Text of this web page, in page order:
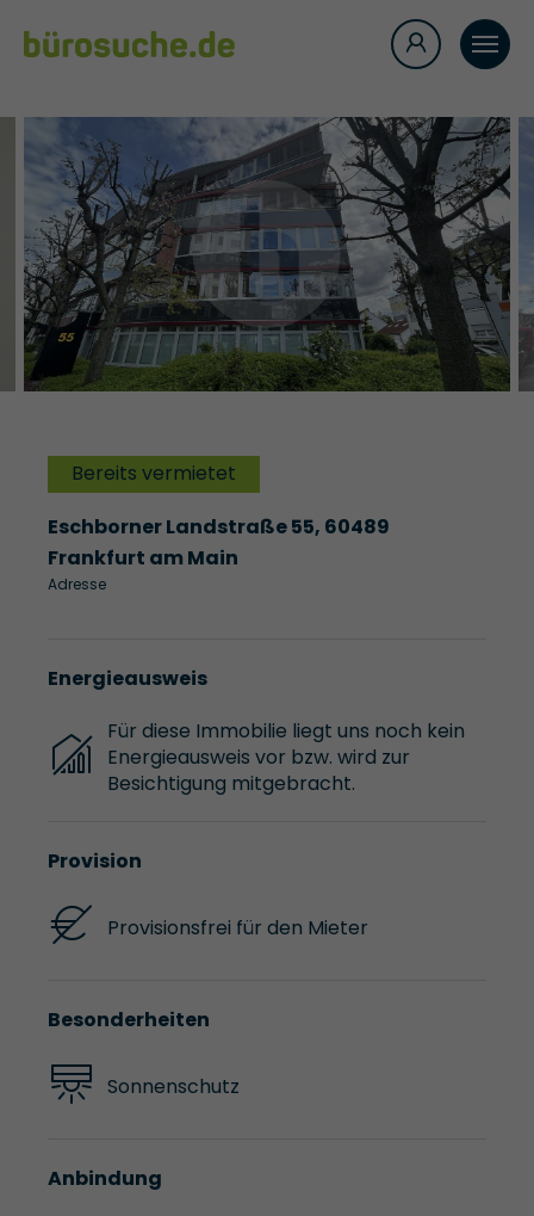
Bereits vermietet
Eschborner Landstraße 55, 60489
Frankfurt am Main
Adresse
Energieausweis
Für diese Immobilie liegt uns noch kein
Energieausweis vor bzw. wird zur
Besichtigung mitgebracht.
Provision
Provisionsfrei für den Mieter
Besonderheiten
Sonnenschutz
Anbindung